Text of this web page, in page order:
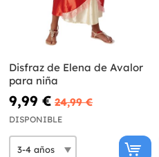
Disfraz de Elena de Avalor
para niña
9,99 € 24,99 €
DISPONIBLE